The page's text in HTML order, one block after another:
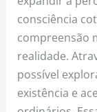
consciência
compreensão
realidade.
possível
existência e